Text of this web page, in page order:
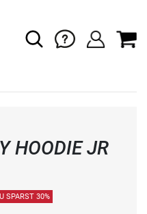
HOODIE JR
SPARST 30%